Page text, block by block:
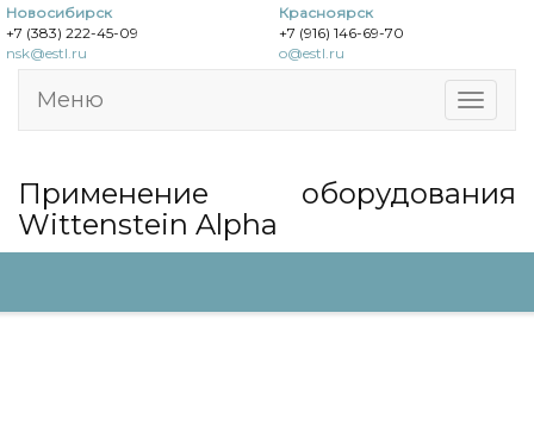
Новосибирск
+7 (383) 222-45-09
nsk@estl.ru
Красноярск
+7 (916) 146-69-70
o@estl.ru
Меню
Применение оборудования
Wittenstein Alpha